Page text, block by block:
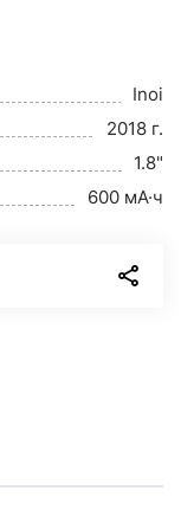
Inoi
2018 г.
1.8"
600 мА·ч